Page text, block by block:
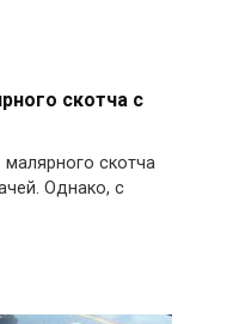
скотча с
малярного скотча
Однако, с